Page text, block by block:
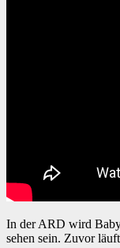
In der ARD wird
sehen sein. Zuvor